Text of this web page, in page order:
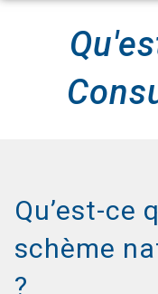
Qu’est-ce
schème
?